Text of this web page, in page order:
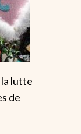
Par Alice
lutte
de